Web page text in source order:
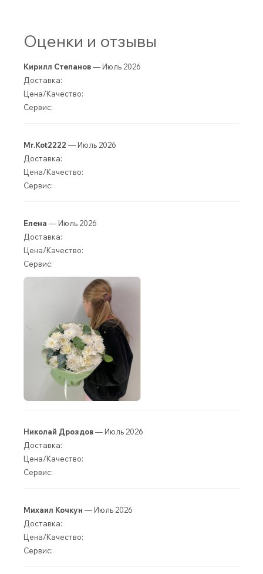
Оценки и отзывы
Кирилл Степанов— Июль 2026
Доставка:
Цена/Качество:
Сервис:
Mr.Kot2222 — Июль 2026
Доставка:
Цена/Качество:
Сервис:
Елена — Июль 2026
Доставка:
Цена/Качество:
Сервис:
Николай Дроздов— Июль 2026
Доставка:
Цена/Качество:
Сервис:
Михаил Кочкун — Июль 2026
Доставка:
Цена/Качество:
Сервис: